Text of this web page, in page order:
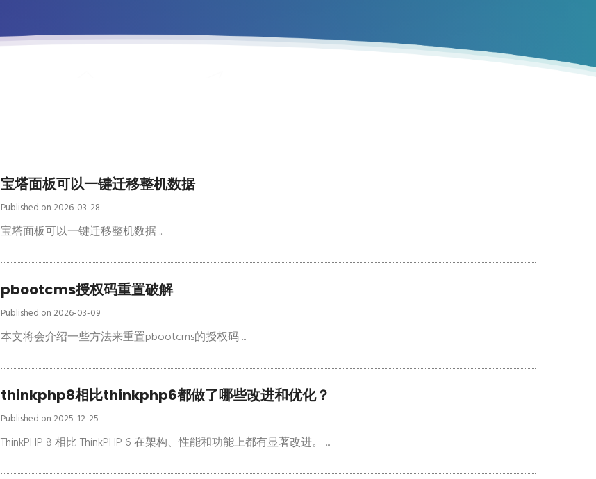
宝塔面板可以一键迁移整机数据
Published on 2026-03-28
宝塔面板可以一键迁移整机数据 ...
pbootcms授权码重置破解
Published on 2026-03-09
本文将会介绍一些方法来重置pbootcms的授权码 ...
thinkphp8相比thinkphp6都做了哪些改进和优化？
Published on 2025-12-25
ThinkPHP 8 相比 ThinkPHP 6 在架构、性能和功能上都有显著改进。 ...